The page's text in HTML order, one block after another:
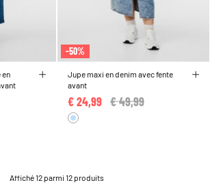
-50%
Jupe maxi en denim avec fente
avant
Price reduced from
€ 49,99
€ 24,99
Affiché 12 parmi 12 produits